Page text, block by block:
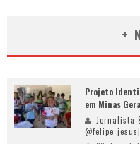
+
Projeto
em Minas
Jornalista